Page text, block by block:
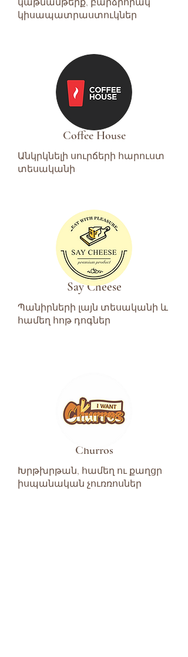
կաթնամթերք, բարձրորակ
կիսապատրաստուկներ
Coffee House
Անկրկնելի սուրճերի հարուստ
տեսականի
Say Cheese
Պանիրների լայն տեսականի և
համեղ հոթ դոգներ
Churros
Խրթխրթան, համեղ ու քաղցր
իսպանական չուռռոսներ